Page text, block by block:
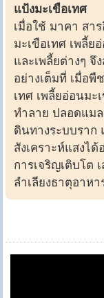
แป้งมะเขือเทศ
เมื่อใช้ มาคา สา
มะเขือเทศ เพลี้ย
และเพลี้ยต่างๆ จึ
อย่างเต็มที่ เมื่อ
เทศ เพลี้ยอ่อนมะ
ทำลาย ปลอดแม
ดินทางระบบราก
สังเคราะห์แสงไ
การเจริญเติบโต
ลำเลียงธาตุอาห